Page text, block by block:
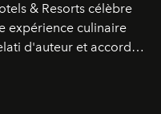
& Resorts célèbre
expérience culinaire
d'auteur et accords
voyage sensoriel.